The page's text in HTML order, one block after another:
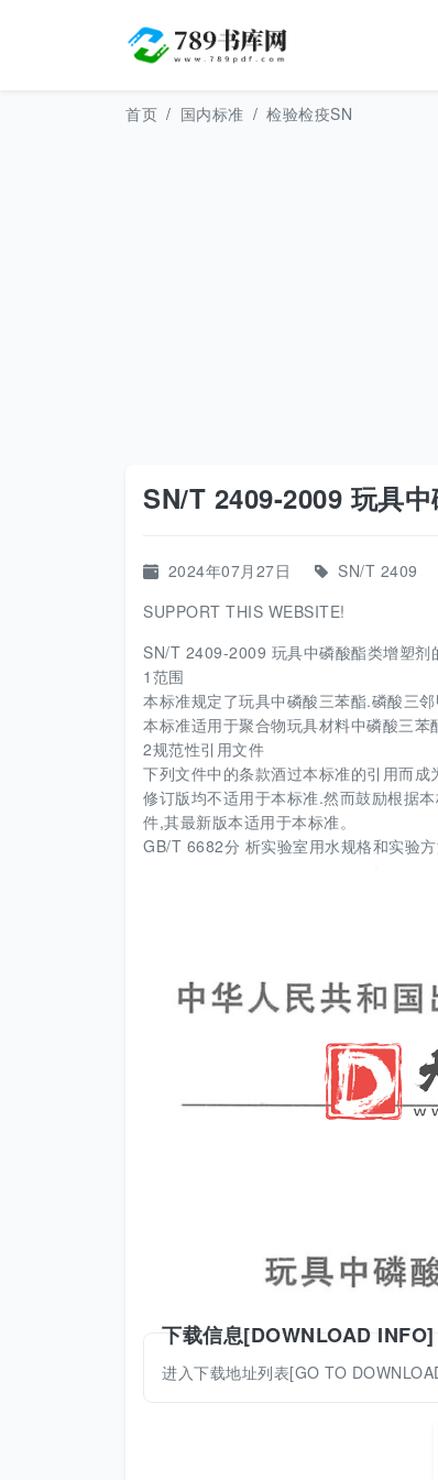
首页 国内标准 检验检疫SN
SN/T 2409-2009 玩具
2024年07月27日
SN/T 2409
SUPPORT THIS WEBSITE!
SN/T 2409-2009 玩具中磷酸酯类增塑剂
1范围
本标准规定了玩具中磷酸三苯酯.磷酸三
本标准适用于聚合物玩具材料中磷酸三苯
2规范性引用文件
下列文件中的条款酒过本标准的引用而
修订版均不适用于本标准.然而鼓励根据
件,其最新版本适用于本标准。
GB/T 6682分 析实验室用水规格和实验
下载信息[DOWNLOAD INFO]
进入下载地址列表[GO TO